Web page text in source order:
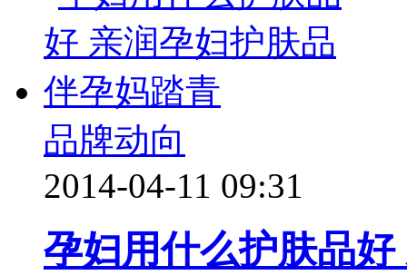
品牌动向
2014-04-11 09:31
孕妇用什么护肤品